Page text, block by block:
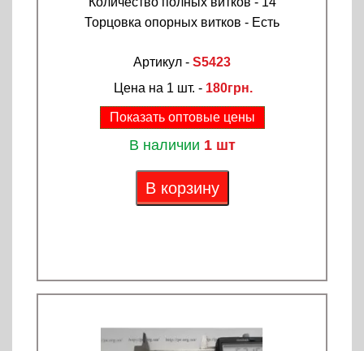
Торцовка опорных витков - Есть
Артикул - S5423
Цена на 1 шт. - 180грн.
Показать оптовые цены
В наличии 1 шт
В корзину